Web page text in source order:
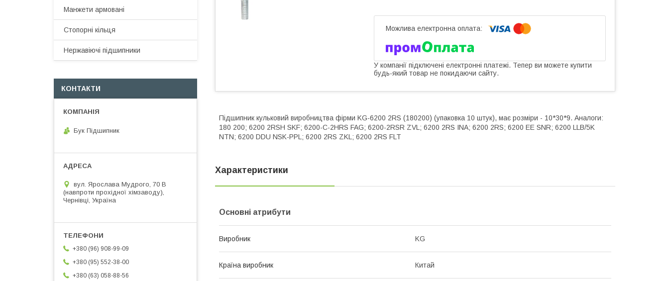
У компанії підключені електронні платежі. Тепер ви можете купити
будь-який товар не покидаючи сайту.
Підшипник кульковий виробництва фірми KG-6200 2RS (180200) (упаковка 10 штук), має розміри - 10*30*9. Аналоги:
180 200; 6200 2RSH SKF; 6200-C-2HRS FAG; 6200-2RSR ZVL; 6200 2RS INA; 6200 2RS; 6200 EE SNR; 6200 LLB/5K
NTN; 6200 DDU NSK-PPL; 6200 2RS ZKL; 6200 2RS FLT
Характеристики
Основні атрибути
Виробник KG
Країна виробник Китай
Манжети армовані
Стопорні кільця
Нержавіючі підшипники
КОНТАКТИ
Бук Підшипник
вул. Ярослава Мудрого, 70 В
(навпроти прохідної хімзаводу),
Чернівці, Україна
+380 (96) 908-99-09
+380 (95) 552-38-00
+380 (63) 058-88-56